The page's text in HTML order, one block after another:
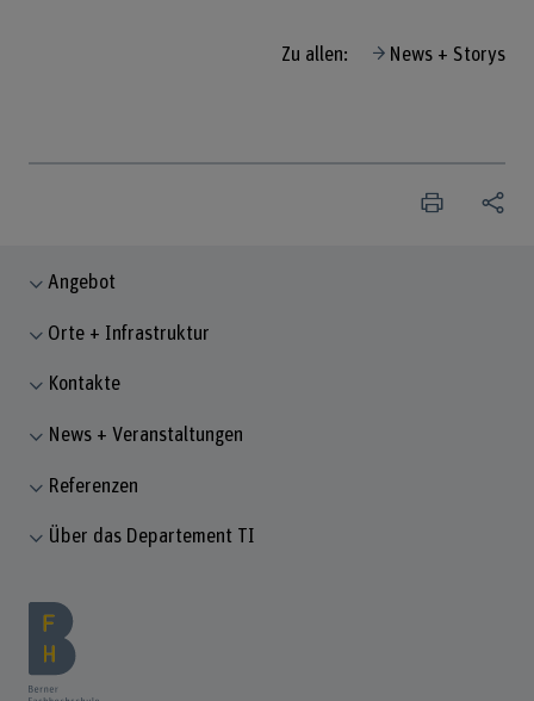
Zu allen: News + Storys
Angebot
Orte + Infrastruktur
Kontakte
News + Veranstaltungen
Referenzen
Über das Departement TI